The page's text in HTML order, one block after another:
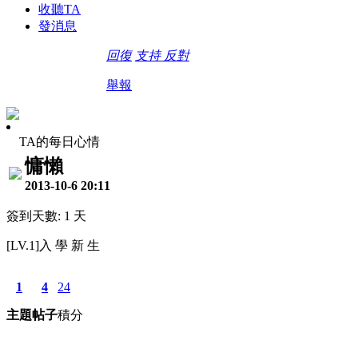
收聽TA
發消息
回復 支持 反對
舉報
TA的每日心情
慵懶
2013-10-6 20:11
簽到天數: 1 天
[LV.1]入 學 新 生
1
主題
4
帖子
24
積分